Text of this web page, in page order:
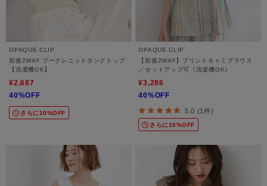
OPAQUE.CLIP
前後2WAY ブークレニットタンクトップ
【洗濯機OK】
¥2,687
40%OFF
さらに10%OFF
OPAQUE.CLIP
【前後2WAY】プリントキャミブラウス
／セットアップ可《洗濯機OK》
¥3,286
40%OFF
5.0 (1件)
さらに10%OFF